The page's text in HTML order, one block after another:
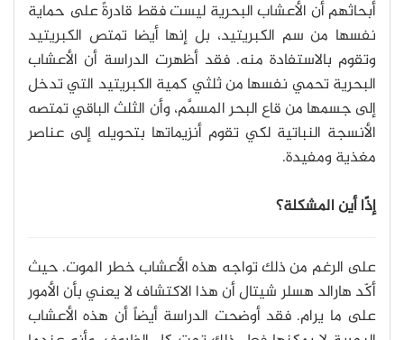
أبحاثهم أن الأعشاب البحرية ليست فقط قادرةً على حماية
نفسها من سم الكبريتيد، بل إنها أيضا تمتص الكبريتيد
وتقوم بالاستفادة منه. فقد أظهرت الدراسة أن الأعشاب
البحرية تحمي نفسها من ثلثي كمية الكبريتيد التي تدخل
إلى جسمها من قاع البحر المسمَّم، وأن الثلث الباقي تمتصه
الأنسجة النباتية لكي تقوم أنزيماتها بتحويله إلى عناصر
مغذية ومفيدة.
إذًا أين المشكلة؟
على الرغم من ذلك تواجه هذه الأعشاب خطر الموت. حيث
أكّد هارالد هسلر شيتال أن هذا الاكتشاف لا يعني بأن الأمور
على ما يرام. فقد أوضحت الدراسة أيضاً أن هذه الأعشاب